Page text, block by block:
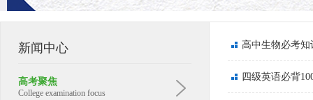
新闻中心
高考聚焦
College examination focus
高中生物必考知
四级英语必背